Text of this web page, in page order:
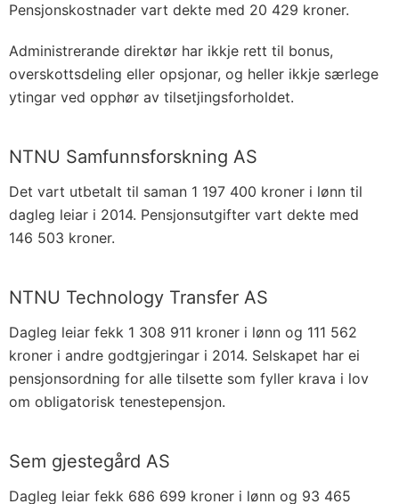
Pensjonskostnader vart dekte med 20 429 kroner.
Administrerande direktør har ikkje rett til bonus,
overskottsdeling eller opsjonar, og heller ikkje særlege
ytingar ved opphør av tilsetjingsforholdet.
NTNU Samfunnsforskning AS
Det vart utbetalt til saman 1 197 400 kroner i lønn til
dagleg leiar i 2014. Pensjonsutgifter vart dekte med
146 503 kroner.
NTNU Technology Transfer AS
Dagleg leiar fekk 1 308 911 kroner i lønn og 111 562
kroner i andre godtgjeringar i 2014. Selskapet har ei
pensjonsordning for alle tilsette som fyller krava i lov
om obligatorisk tenestepensjon.
Sem gjestegård AS
Dagleg leiar fekk 686 699 kroner i lønn og 93 465